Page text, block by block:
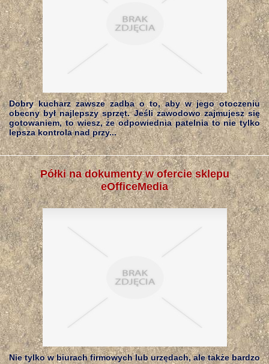
Dobry kucharz zawsze zadba o to, aby w jego otoczeniu
obecny był najlepszy sprzęt. Jeśli zawodowo zajmujesz się
gotowaniem, to wiesz, że odpowiednia patelnia to nie tylko
lepsza kontrola nad przy...
Półki na dokumenty w ofercie sklepu
eOfficeMedia
Nie tylko w biurach firmowych lub urzędach, ale także bardzo